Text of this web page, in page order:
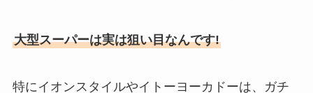
大型スーパーは実は狙い目なんです!
特にイオンスタイルやイトーヨーカドーは、ガチ